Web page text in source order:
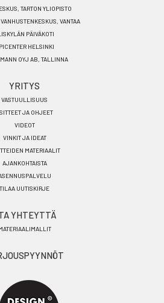
TARTON YLIOPISTO
VANTAA
PÄIVÄKOTI
HELSINKI
OYJ AB, TALLINNA
YRITYS
VASTUULLISUUS
JA OHJEET
VIDEOT
VINKIT JA IDEAT
MATERIAALIT
AJANKOHTAISTA
TILAA UUTISKIRJE
YHTEYTTÄ